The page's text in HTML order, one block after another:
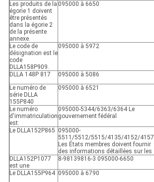
Les produits de la
égorie 1 doivent
être présentés
dans la égorie 2
de la présente
annexe.
095000 à 6650
Le code de
désignation est le
code
DLLA158P909.
095000 à 5972
DLLA 148P 817 095000 à 5086
Le numéro de
série DLLA
155P840
095000 à 6521
Le numéro
d'immatriculation
est:
095000-5344/6363/6364 Le
gouvernement fédéral
Le DLLA152P865 095000-
5511/5512/5515/4135/4152/4157
Les États membres doivent fournir
des informations détaillées sur les
DLLA152P1077
est une
8-98139816-3 095000-6650
Le DLLA155P964 095000 à 6790